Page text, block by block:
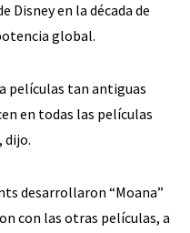
Disney en la década de
global.
películas tan antiguas
en todas las películas
dijo.
desarrollaron “Moana”
con las otras películas, a